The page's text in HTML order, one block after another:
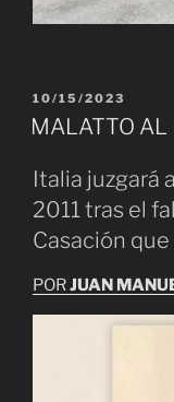
PUBLICADO
EL
10/15/2023
MALATTO
Italia juzgará
2011 tras el
Casación
PORJUAN